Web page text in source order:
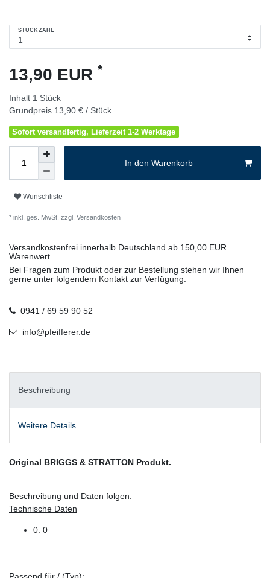
STÜCKZAHL
13,90 EUR *
Inhalt 1 Stück
Grundpreis 13,90 € / Stück
Sofort versandfertig, Lieferzeit 1-2 Werktage
In den Warenkorb
Wunschliste
* inkl. ges. MwSt. zzgl. Versandkosten
Versandkostenfrei innerhalb Deutschland ab 150,00 EUR
Warenwert.
Bei Fragen zum Produkt oder zur Bestellung stehen wir Ihnen
gerne unter folgendem Kontakt zur Verfügung:
0941 / 69 59 90 52
info@pfeifferer.de
Beschreibung
Weitere Details
Original BRIGGS & STRATTON Produkt.
Beschreibung und Daten folgen.
Technische Daten
0: 0